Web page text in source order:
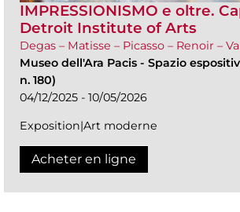
IMPRESSIONISMO e oltre.
Detroit Institute of Arts
Degas – Matisse – Picasso – Renoir –
Museo dell'Ara Pacis - Spazio
n. 180)
04/12/2025 - 10/05/2026
Exposition|Art moderne
Acheter en ligne